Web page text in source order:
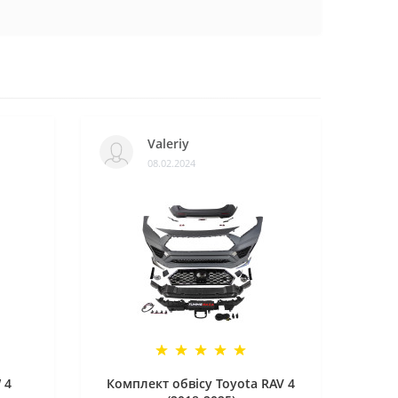
4
Valeriy
08.02.2024
Комплект обвісу Toyota RAV 4